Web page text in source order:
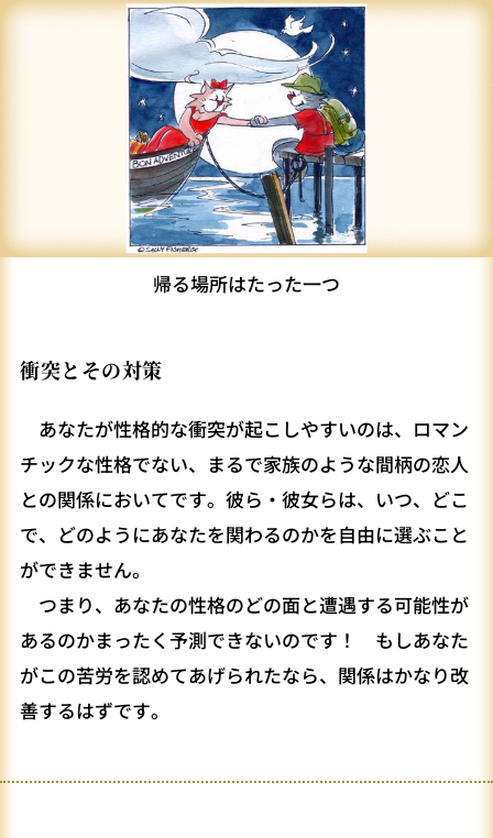
帰る場所はたった一つ
衝突とその対策
あなたが性格的な衝突が起こしやすいのは、ロマン
チックな性格でない、まるで家族のような間柄の恋人
との関係においてです。彼ら・彼女らは、いつ、どこ
で、どのようにあなたを関わるのかを自由に選ぶこと
ができません。
つまり、あなたの性格のどの面と遭遇する可能性が
あるのかまったく予測できないのです！ もしあなた
がこの苦労を認めてあげられたなら、関係はかなり改
善するはずです。